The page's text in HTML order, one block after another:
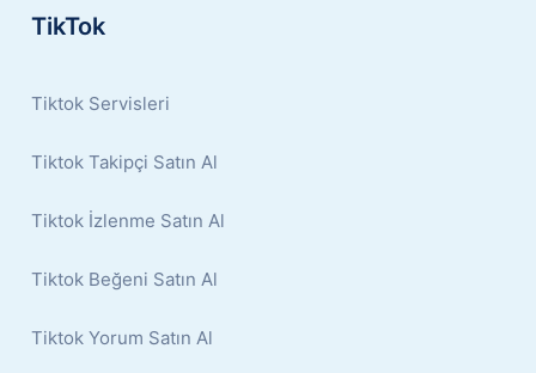
TikTok
Tiktok Servisleri
Tiktok Takipçi Satın Al
Tiktok İzlenme Satın Al
Tiktok Beğeni Satın Al
Tiktok Yorum Satın Al